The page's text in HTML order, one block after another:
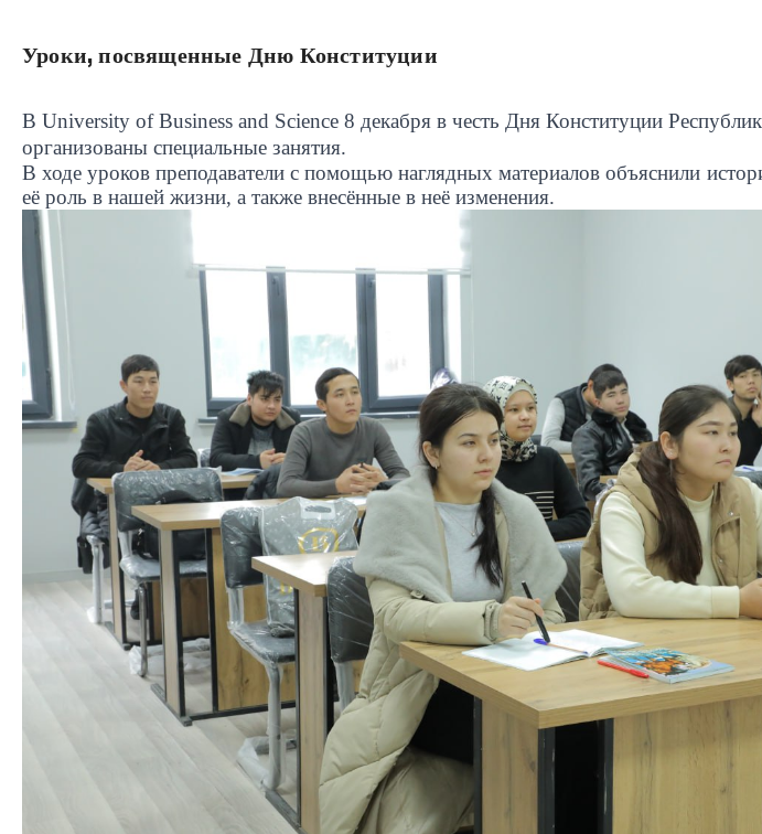
Уроки, посвященные Дню Конституции
В University of Business and Science 8 декабря в честь Дня Конституции
организованы специальные занятия.
В ходе уроков преподаватели с помощью наглядных материалов объяснили
её роль в нашей жизни, а также внесённые в неё изменения.